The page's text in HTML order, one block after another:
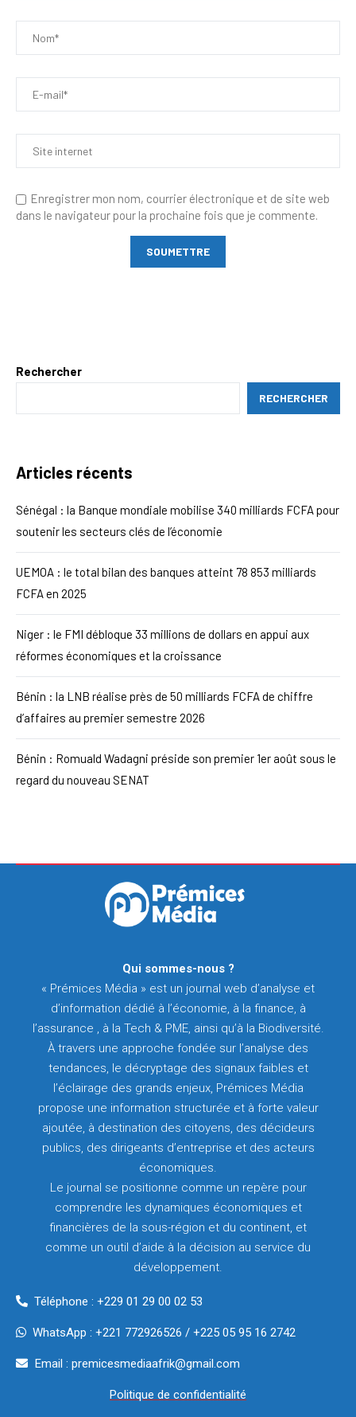
Enregistrer mon nom, courrier électronique et de site web
dans le navigateur pour la prochaine fois que je commente.
Rechercher
RECHERCHER
Articles récents
Sénégal : la Banque mondiale mobilise 340 milliards FCFA pour
soutenir les secteurs clés de l’économie
UEMOA : le total bilan des banques atteint 78 853 milliards
FCFA en 2025
Niger : le FMI débloque 33 millions de dollars en appui aux
réformes économiques et la croissance
Bénin : la LNB réalise près de 50 milliards FCFA de chiffre
d’affaires au premier semestre 2026
Bénin : Romuald Wadagni préside son premier 1er août sous le
regard du nouveau SENAT
Qui sommes-nous ?
« Prémices Média » est un journal web d’analyse et
d’information dédié à l’économie, à la finance, à
l’assurance , à la Tech & PME, ainsi qu’à la Biodiversité.
À travers une approche fondée sur l’analyse des
tendances, le décryptage des signaux faibles et
l’éclairage des grands enjeux, Prémices Média
propose une information structurée et à forte valeur
ajoutée, à destination des citoyens, des décideurs
publics, des dirigeants d’entreprise et des acteurs
économiques.
Le journal se positionne comme un repère pour
comprendre les dynamiques économiques et
financières de la sous-région et du continent, et
comme un outil d’aide à la décision au service du
développement.
Téléphone : +229 01 29 00 02 53
WhatsApp : +221 772926526 / +225 05 95 16 2742
Email : premicesmediaafrik@gmail.com
Politique de confidentialité